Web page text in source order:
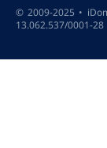
© 2009-2025 •
13.062.537/0001-28